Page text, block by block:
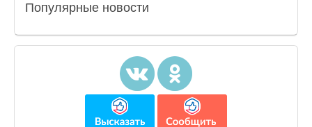
Популярные новости